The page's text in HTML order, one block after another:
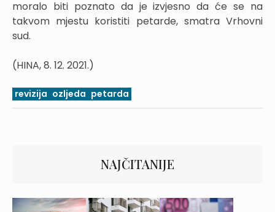
moralo biti poznato da je izvjesno da će se na
takvom mjestu koristiti petarde, smatra Vrhovni
sud.
(HINA, 8. 12. 2021.)
revizija ozljeda petarda
NAJČITANIJE